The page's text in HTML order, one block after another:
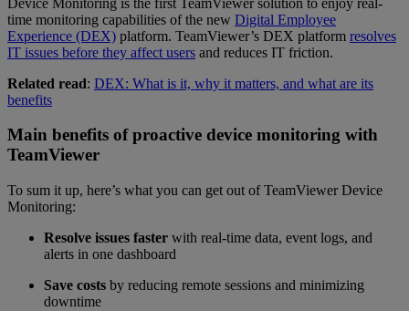
time monitoring capabilities of the new Digital Employee
Experience (DEX) platform. TeamViewer’s DEX platform resolves
IT issues before they affect users and reduces IT friction.
Related read: DEX: What is it, why it matters, and what are its
benefits
Main benefits of proactive device monitoring with
TeamViewer
To sum it up, here’s what you can get out of TeamViewer Device
Monitoring:
Resolve issues faster with real-time data, event logs, and
alerts in one dashboard
Save costs by reducing remote sessions and minimizing
downtime